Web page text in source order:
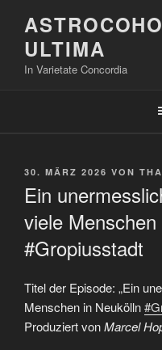
Inhalt
springenULTIMA
In Varietate Concordia
VERÖFFENTLICHT
30. MÄRZ 2026 VON
Ein
viele
#Gropiusstadt
Titel der Episode: „Ein
Menschen in Neukölln
Produziert vonMarcel